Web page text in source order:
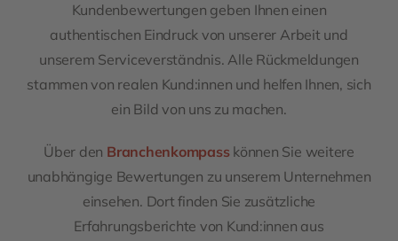
Kundenbewertungen geben Ihnen einen
authentischen Eindruck von unserer Arbeit und
unserem Serviceverständnis. Alle Rückmeldungen
stammen von realen Kund:innen und helfen Ihnen, sich
ein Bild von uns zu machen.
Über den Branchenkompasskönnen Sie weitere
unabhängige Bewertungen zu unserem Unternehmen
einsehen. Dort finden Sie zusätzliche
Erfahrungsberichte von Kund:innen aus